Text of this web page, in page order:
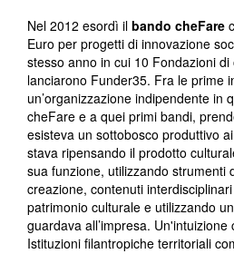
Nel 2012 esordì il bando cheFare
Euro per progetti di innovazione
stesso anno in cui 10 Fondazioni
lanciarono Funder35. Fra le prime
un’organizzazione indipendente in
cheFare e a quei primi bandi,
esisteva un sottobosco produttivo
stava ripensando il prodotto
sua funzione, utilizzando strumenti
creazione, contenuti
patrimonio culturale e utilizzando
guardava all’impresa.
Istituzioni filantropiche territoriali